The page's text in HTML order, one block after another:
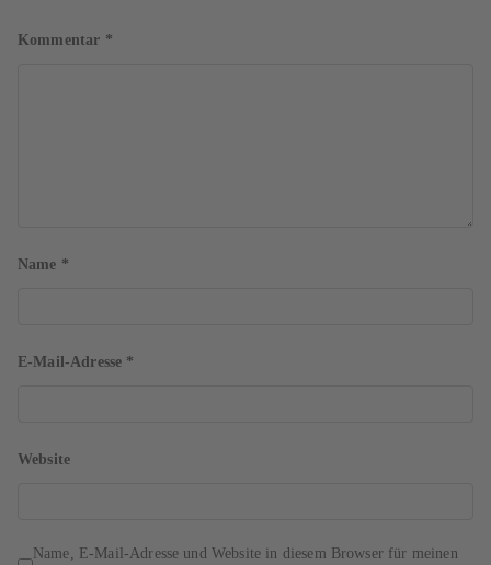
Kommentar *
Name *
E-Mail-Adresse *
Website
Name, E-Mail-Adresse und Website in diesem Browser für meinen